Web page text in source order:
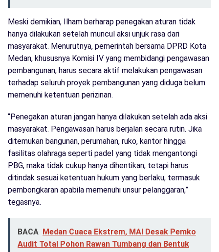
Meski demikian, Ilham berharap penegakan aturan tidak
hanya dilakukan setelah muncul aksi unjuk rasa dari
masyarakat. Menurutnya, pemerintah bersama DPRD Kota
Medan, khususnya Komisi IV yang membidangi pengawasan
pembangunan, harus secara aktif melakukan pengawasan
terhadap seluruh proyek pembangunan yang diduga belum
memenuhi ketentuan perizinan.
“Penegakan aturan jangan hanya dilakukan setelah ada aksi
masyarakat. Pengawasan harus berjalan secara rutin. Jika
ditemukan bangunan, perumahan, ruko, kantor hingga
fasilitas olahraga seperti padel yang tidak mengantongi
PBG, maka tidak cukup hanya dihentikan, tetapi harus
ditindak sesuai ketentuan hukum yang berlaku, termasuk
pembongkaran apabila memenuhi unsur pelanggaran,”
tegasnya.
BACA Medan Cuaca Ekstrem, MAI Desak Pemko
Audit Total Pohon Rawan Tumbang dan Bentuk